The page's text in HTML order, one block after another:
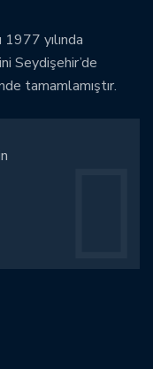
yılında
Seydişehir’de
tamamlamıştır.